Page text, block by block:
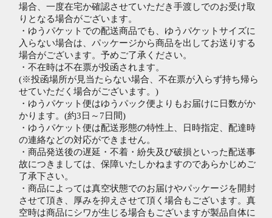
場合、一度在宅か確認させていただき手渡しでのお受け取
りとなる場合がございます。
・ゆうパケットでの配送商品でも、ゆうパケットサイズに
入らない場合は、パッケージから商品を出してお送りする
場合がございます。予めご了承ください。
・不在時は不在票が投函されます。
(※投函場所が見当たらない場合、不在票が入らず持ち帰ら
せていただく場合がございます。)
・ゆうパケット便はゆうパック便よりもお届けに日数がか
かります。(約3日～7日間)
・ゆうパケット便は配送形態の特性上、日時指定、配達時
の連絡などの対応ができません。
・商品発送後の遅延・不着・紛失及び破損といった配送事
故につきましては、保障いたしかねますのであらかじめご
了承下さい。
・商品によっては真空状態でのお届けやパッケージを開封
させて頂き、厚みを抑えさせて頂く場合もございます。真
空時は商品にシワが生じる場合もございますが製品自体に